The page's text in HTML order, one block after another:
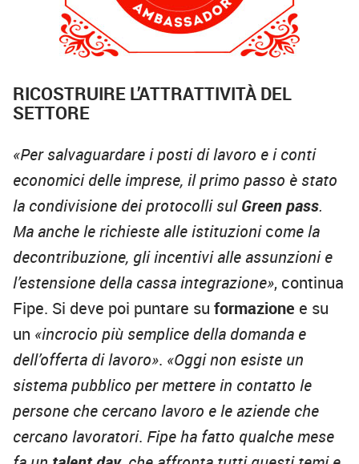
RICOSTRUIRE L’ATTRATTIVITÀ DEL
SETTORE
«Per salvaguardare i posti di lavoro e i conti
economici delle imprese, il primo passo è stato
la condivisione dei protocolli sulGreen pass.
Ma anche le richieste alle istituzionicome la
decontribuzione, gli incentivi alle assunzioni e
l’estensione della cassa integrazione», continua
Fipe. Si deve poi puntare su formazione e su
un «incrocio più semplice della domanda e
dell’offerta di lavoro». «Oggi non esiste un
sistema pubblico per mettere in contatto le
persone che cercano lavoro e le aziende che
cercano lavoratori. Fipe ha fatto qualche mese